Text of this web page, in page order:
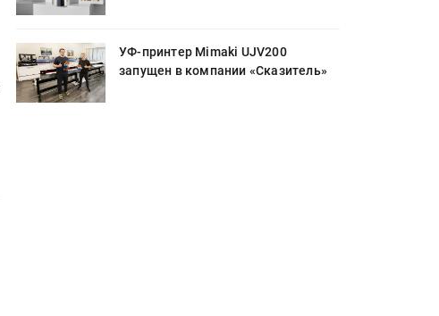
УФ-принтер Mimaki UJV200
запущен в компании «Сказитель»